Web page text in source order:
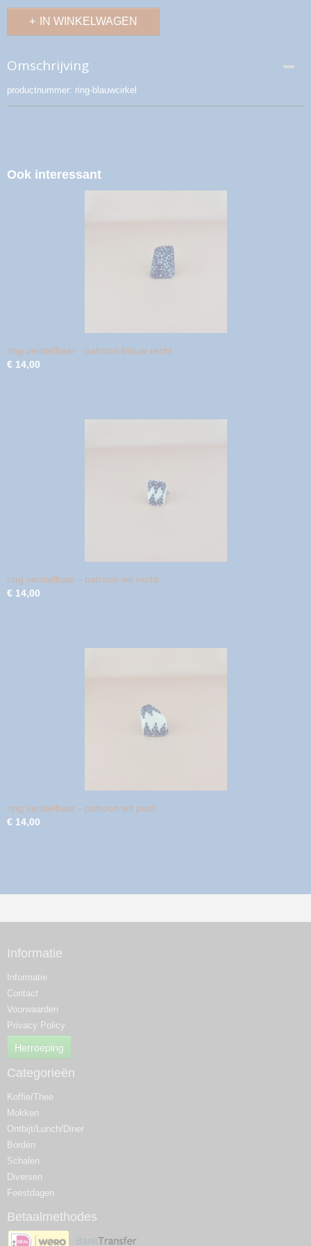
IN WINKELWAGEN
Omschrijving
productnummer: ring-blauwcirkel
Ook interessant
ring verstelbaar - patroon blauw recht
€ 14,00
ring verstelbaar - patroon wit recht
€ 14,00
ring verstelbaar - patroon wit punt
€ 14,00
Informatie
Informatie
Contact
Voorwaarden
Privacy Policy
Herroeping
Categorieën
Koffie/Thee
Mokken
Ontbijt/Lunch/Diner
Borden
Schalen
Diversen
Feestdagen
Betaalmethodes